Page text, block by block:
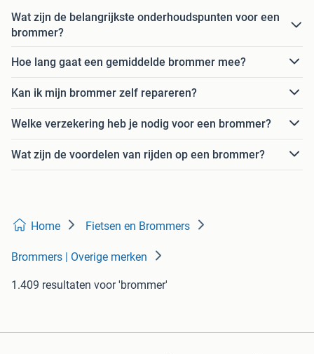
Wat zijn de belangrijkste onderhoudspunten voor een
brommer?
Hoe lang gaat een gemiddelde brommer mee?
Kan ik mijn brommer zelf repareren?
Welke verzekering heb je nodig voor een brommer?
Wat zijn de voordelen van rijden op een brommer?
Home Fietsen en Brommers
Brommers | Overige merken
1.409 resultaten voor 'brommer'